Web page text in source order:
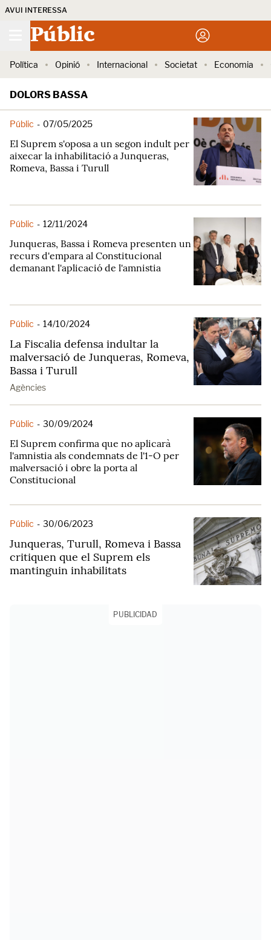
AVUI INTERESSA
Públic
Política Opinió Internacional Societat Economia
DOLORS BASSA
Públic - 07/05/2025
El Suprem s'oposa a un segon indult per
aixecar la inhabilitació a Junqueras,
Romeva, Bassa i Turull
Públic - 12/11/2024
Junqueras, Bassa i Romeva presenten un
recurs d'empara al Constitucional
demanant l'aplicació de l'amnistia
Públic - 14/10/2024
La Fiscalia defensa indultar la
malversació de Junqueras, Romeva,
Bassa i Turull
Agències
Públic - 30/09/2024
El Suprem confirma que no aplicarà
l'amnistia als condemnats de l'1-O per
malversació i obre la porta al
Constitucional
Públic - 30/06/2023
Junqueras, Turull, Romeva i Bassa
critiquen que el Suprem els
mantinguin inhabilitats
PUBLICIDAD